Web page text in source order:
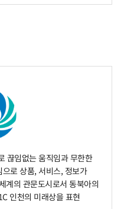
임없는 움직임과 무한한
로 상품, 서비스, 정보가
계의 관문도시로서 동북아의
인천의 미래상을 표현